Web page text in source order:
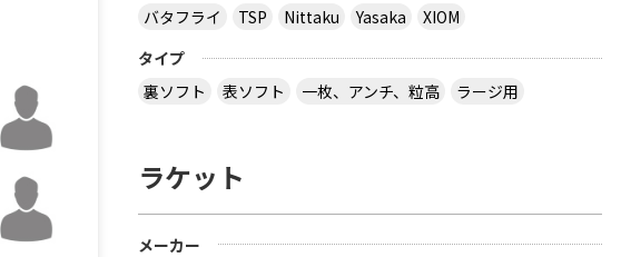
バタフライ
TSP Nittaku Yasaka
XIOM
タイプ
裏ソフト
表ソフト 一枚、アンチ、粒高 ラージ用
ラケット
メーカー